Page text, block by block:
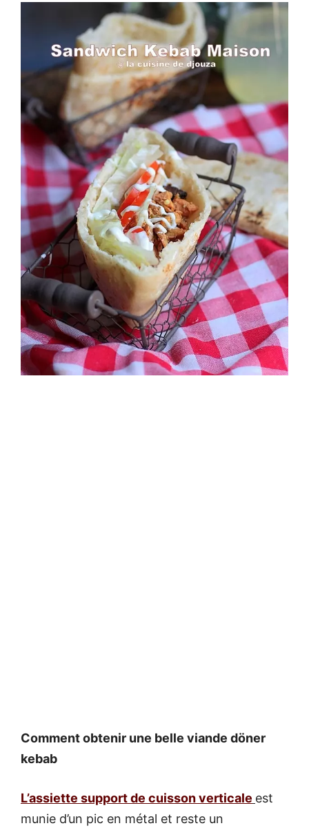
Comment obtenir une belle viande döner
kebab
L’assiette support de cuisson verticale est
munie d’un pic en métal et reste un